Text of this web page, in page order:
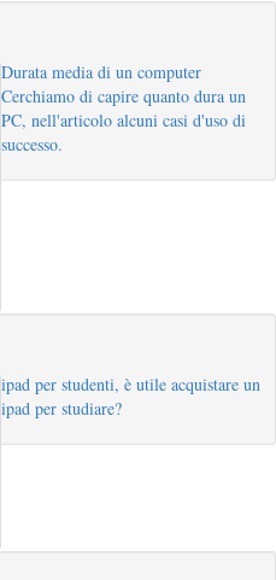
Durata media di un computer
Cerchiamo di capire quanto dura un
PC, nell'articolo alcuni casi d'uso di
successo.
ipad per studenti, è utile acquistare un
ipad per studiare?